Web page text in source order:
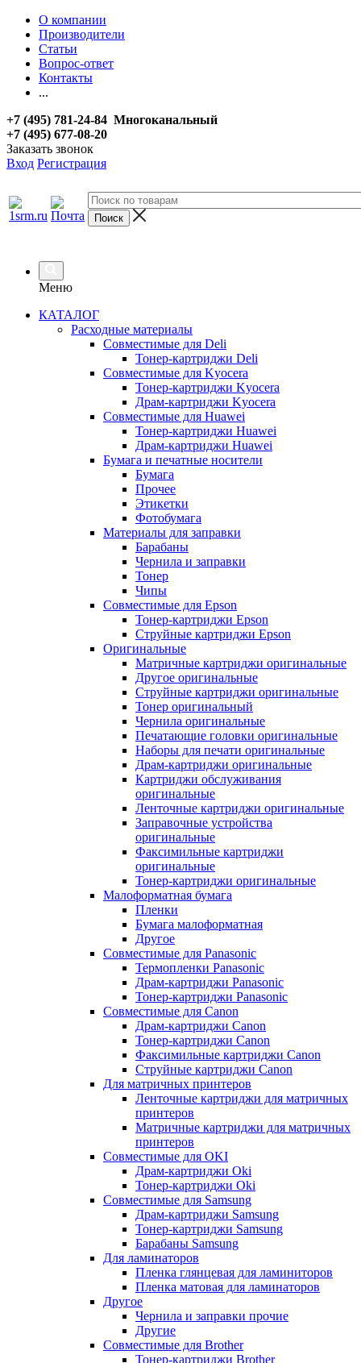
О компании
Производители
Статьи
Вопрос-ответ
Контакты
...
+7 (495) 781-24-84 Многоканальный
+7 (495) 677-08-20
Заказать звонок
Вход Регистрация
Меню
КАТАЛОГ
Расходные материалы
Совместимые для Deli
Тонер-картриджи Deli
Совместимые для Kyocera
Тонер-картриджи Kyocera
Драм-картриджи Kyocera
Совместимые для Huawei
Тонер-картриджи Huawei
Драм-картриджи Huawei
Бумага и печатные носители
Бумага
Прочее
Этикетки
Фотобумага
Материалы для заправки
Барабаны
Чернила и заправки
Тонер
Чипы
Совместимые для Epson
Тонер-картриджи Epson
Струйные картриджи Epson
Оригинальные
Матричные картриджи оригинальные
Другое оригинальные
Струйные картриджи оригинальные
Тонер оригинальный
Чернила оригинальные
Печатающие головки оригинальные
Наборы для печати оригинальные
Драм-картриджи оригинальные
Картриджи обслуживания
оригинальные
Ленточные картриджи оригинальные
Заправочные устройства
оригинальные
Факсимильные картриджи
оригинальные
Тонер-картриджи оригинальные
Малоформатная бумага
Пленки
Бумага малоформатная
Другое
Совместимые для Panasonic
Термопленки Panasonic
Драм-картриджи Panasonic
Тонер-картриджи Panasonic
Совместимые для Canon
Драм-картриджи Canon
Тонер-картриджи Canon
Факсимильные картриджи Canon
Струйные картриджи Canon
Для матричных принтеров
Ленточные картриджи для матричных
принтеров
Матричные картриджи для матричных
принтеров
Совместимые для OKI
Драм-картриджи Oki
Тонер-картриджи Oki
Совместимые для Samsung
Драм-картриджи Samsung
Тонер-картриджи Samsung
Барабаны Samsung
Для ламинаторов
Пленка глянцевая для ламиниторов
Пленка матовая для ламинаторов
Другое
Чернила и заправки прочие
Другие
Совместимые для Brother
Тонер-картриджи Brother